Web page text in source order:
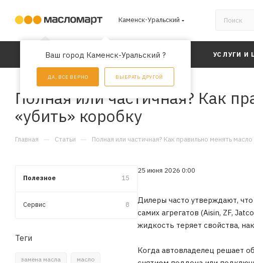
Каменск-Уральский
Ваш город Каменск-Уральский ?
ДА, ВСЕ ВЕРНО ВЫБРАТЬ ДРУГОЙ
КАТАЛОГ АКЦИИ УСЛУГИ И
Полная или частичная? Как
«убить» коробку
Главная — Статьи — Полная или частичная? Как правильно менять
25 июня 2026 0:00
Дилеры часто утверждают,
самих агрегатов (Aisin, ZF,
жидкость теряет свойства,
Когда автовладелец решает
Полезное 15
Сервис 8
Теги
замена масла масло